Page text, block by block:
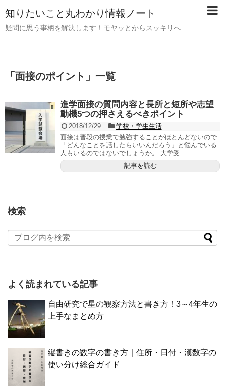
知りたいこと丸わかり情報ノート
疑問に思う事柄を解決します！モヤッとからスッキリへ
「 面接のポイント 」 一覧
進学面接の質問内容と長所と短所や志望
動機5つの押さえるべきポイント
2018/12/29
学校・学生生活
面接は普段の授業で勉強することがほとんどないので
「どんなことを話したらいいんだろう」と悩んでいる
人もいるのではないでしょうか。 大学受...
記事を読む
検索
よく読まれている記事
自由研究で星の観察方法と書き方！3～4年生の
上手なまとめ方
縦書きの数字の書き方｜住所・日付・漢数字の
使い分け総合ガイド